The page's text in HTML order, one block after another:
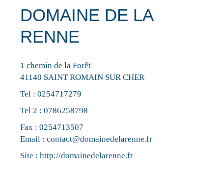
DOMAINE DE LA
RENNE
1 chemin de la Forêt
41140 SAINT ROMAIN SUR CHER
Tel :0254717279
Tel 2 :0786258798
Fax : 0254713507
Email :contact@domainedelarenne.fr
Site :http://domainedelarenne.fr